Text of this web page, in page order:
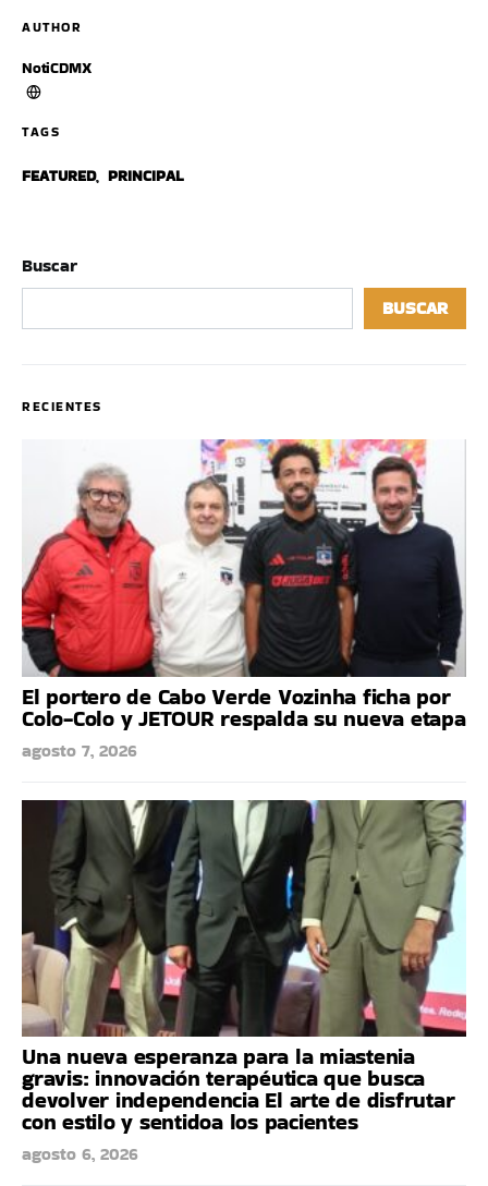
AUTHOR
NotiCDMX
TAGS
FEATURED, PRINCIPAL
Buscar
BUSCAR
RECIENTES
El portero de Cabo Verde Vozinha ficha por
Colo-Colo y JETOUR respalda su nueva etapa
agosto 7, 2026
Una nueva esperanza para la miastenia
gravis: innovación terapéutica que busca
devolver independencia El arte de disfrutar
con estilo y sentidoa los pacientes
agosto 6, 2026